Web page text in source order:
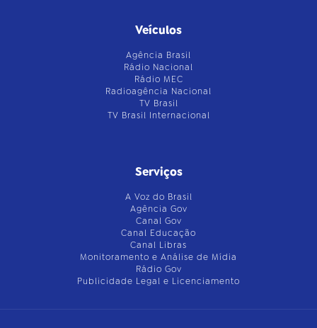
Veículos
Agência Brasil
Rádio Nacional
Rádio MEC
Radioagência Nacional
TV Brasil
TV Brasil Internacional
Serviços
A Voz do Brasil
Agência Gov
Canal Gov
Canal Educação
Canal Libras
Monitoramento e Análise de Mídia
Rádio Gov
Publicidade Legal e Licenciamento